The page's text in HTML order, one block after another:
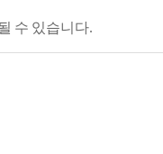
수 있습니다.